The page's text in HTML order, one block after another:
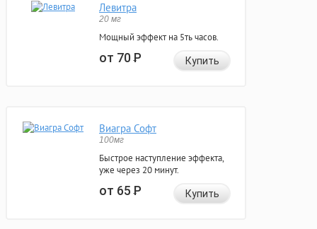
Левитра
20 мг
Мощный эффект на 5ть часов.
от 70Р Купить
Виагра Софт
100мг
Быстрое наступление эффекта,
уже через 20 минут.
от 65Р Купить